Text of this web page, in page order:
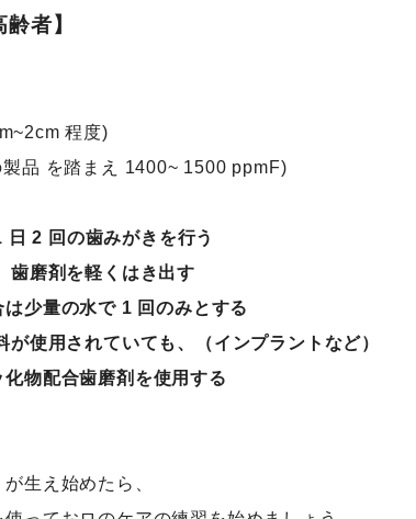
者】
程度)
品 を踏まえ 1400~ 1500 ppmF)
日 2 回の歯みがきを行う
歯磨剤を軽くはき出す
は少量の水で 1 回のみとする
が使用されていても、
（インプラントなど）
物配合歯磨剤を使用する
生え始めたら、